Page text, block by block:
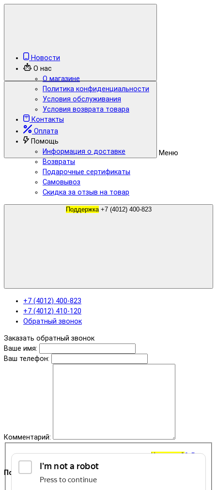
Меню
Корзина 00 ₽
Поддержка
Новости
О нас
О магазине
Политика конфиденциальности
Условия обслуживания
Условия возврата товара
Контакты
Оплата
Помощь
Информация о доставке
Возвраты
Подарочные сертификаты
Самовывоз
Скидка за отзыв на товар
Поддержка +7 (4012) 400-823
+7 (4012) 400-823
+7 (4012) 410-120
Обратный звонок
Заказать обратный звонок
Ваше имя:
Ваш телефон:
Комментарий: